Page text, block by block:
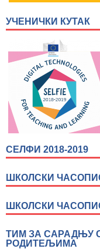
УЧЕНИЧКИ КУТАК
СЕЛФИ 2018-2019
ШКОЛСКИ ЧАСОПИС
ШКОЛСКИ ЧАСОПИС
ТИМ ЗА САРАДЊУ
РОДИТЕЉИМА